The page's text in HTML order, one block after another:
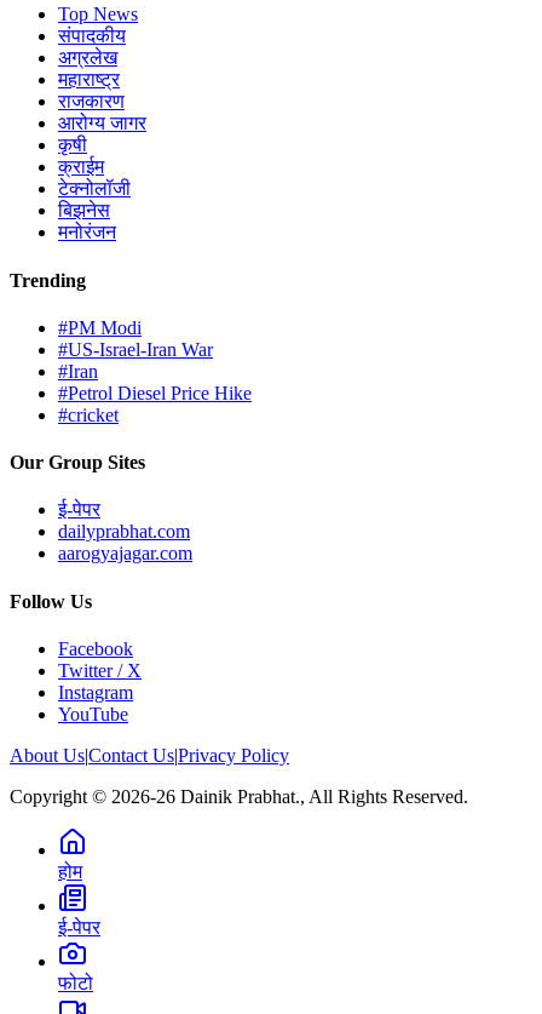
Top News
संपादकीय
अग्रलेख
महाराष्ट्र
राजकारण
आरोग्य जागर
कृषी
क्राईम
टेक्नोलॉजी
बिझनेस
मनोरंजन
Trending
#PM Modi
#US-Israel-Iran War
#Iran
#Petrol Diesel Price Hike
#cricket
Our Group Sites
ई-पेपर
dailyprabhat.com
aarogyajagar.com
Follow Us
Facebook
Twitter / X
Instagram
YouTube
About Us|Contact Us|Privacy Policy
Copyright © 2026-26 Dainik Prabhat., All Rights Reserved.
होम
ई-पेपर
फोटो